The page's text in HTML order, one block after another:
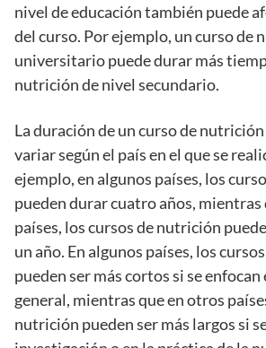
nivel de educación también puede
del curso. Por ejemplo, un curso de
universitario puede durar más
nutrición de nivel secundario.
La duración de un curso de
variar según el país en el que se
ejemplo, en algunos países, los
pueden durar cuatro años, mientras
países, los cursos de nutrición
un año. En algunos países, los
pueden ser más cortos si se enfocan
general, mientras que en otros
nutrición pueden ser más largos si